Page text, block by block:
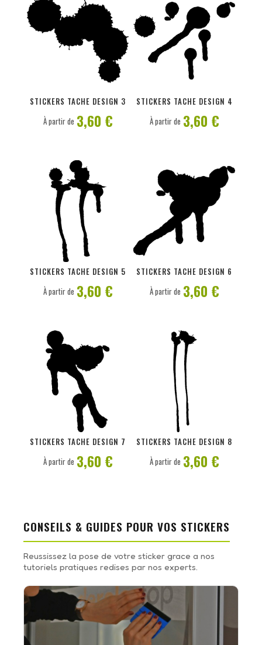
STICKERS TACHE DESIGN 3
À partir de 3,60 €
STICKERS TACHE DESIGN 4
À partir de 3,60 €
STICKERS TACHE DESIGN 5
PERSONNALISER
À partir de 3,60 €
STICKERS TACHE DESIGN 6
À partir de 3,60 €
STICKERS TACHE DESIGN 7
PERSONNALISER
À partir de 3,60 €
STICKERS TACHE DESIGN 8
PERSONNALISER
À partir de 3,60 €
CONSEILS & GUIDES POUR VOS STICKERS
Reussissez la pose de votre sticker grace a nos
tutoriels pratiques redises par nos experts.